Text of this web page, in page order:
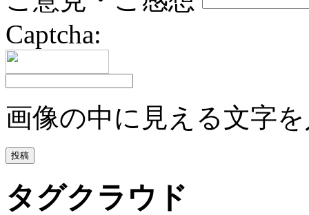
Captcha:
画像の中に見える文字
タグクラウド